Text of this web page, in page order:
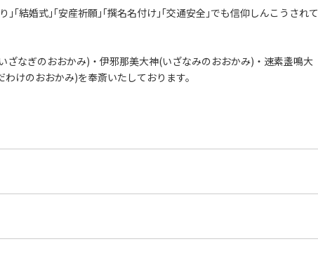
｣｢結婚式｣｢安産祈願｣｢撰名名付け｣｢交通安全｣でも信仰しんこうされて
ざなぎのおおかみ)・伊邪那美大神(いざなみのおおかみ)・速素盞鳴大
けのおおかみ)を奉斎いたしております。